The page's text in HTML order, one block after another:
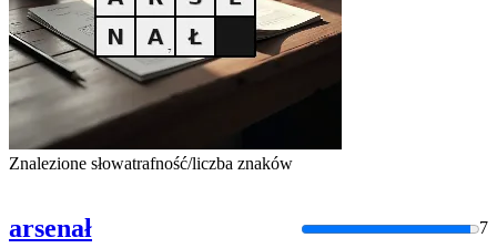
Znalezione słowatrafność/liczba znaków
arsenał 7